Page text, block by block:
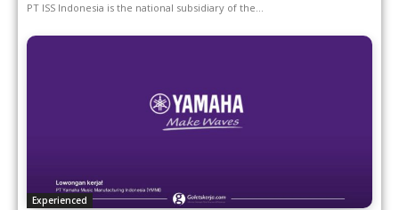
PT ISS Indonesia is the national subsidiary of the...
Experienced